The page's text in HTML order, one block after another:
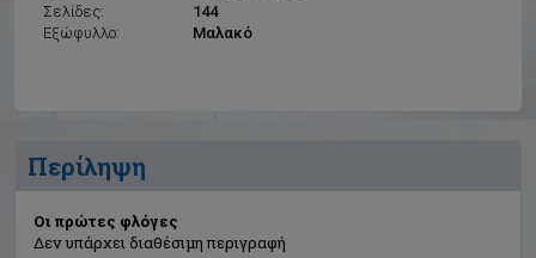
Σελίδες:
144
Εξώφυλλο:
Μαλακό
Περίληψη
Οι πρώτες φλόγες
Δεν υπάρχει διαθέσιμη περιγραφή